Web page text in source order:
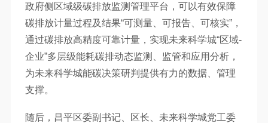
政府侧区域级碳排放监测管理平台，可以有效保障
碳排放计量过程及结果“可测量、可报告、可核实”，
通过碳排放高精度可靠计量，实现未来科学城“区域-
企业”多层级能耗碳排动态监测、监管和应用分析，
为未来科学城能碳决策研判提供有力的数据、管理
支撑。
随后，昌平区委副书记、区长、未来科学城党工委